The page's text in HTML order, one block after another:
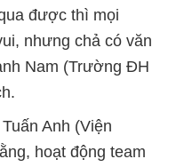
được thì mọi
nhưng chả có văn
Nam (Trường ĐH
Anh (Viện
hoạt động team